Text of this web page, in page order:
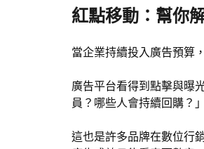
紅點移動：幫你
當企業持續投入廣告預算
廣告平台看得到點擊與曝
員？哪些人會持續回購？
這也是許多品牌在數位行